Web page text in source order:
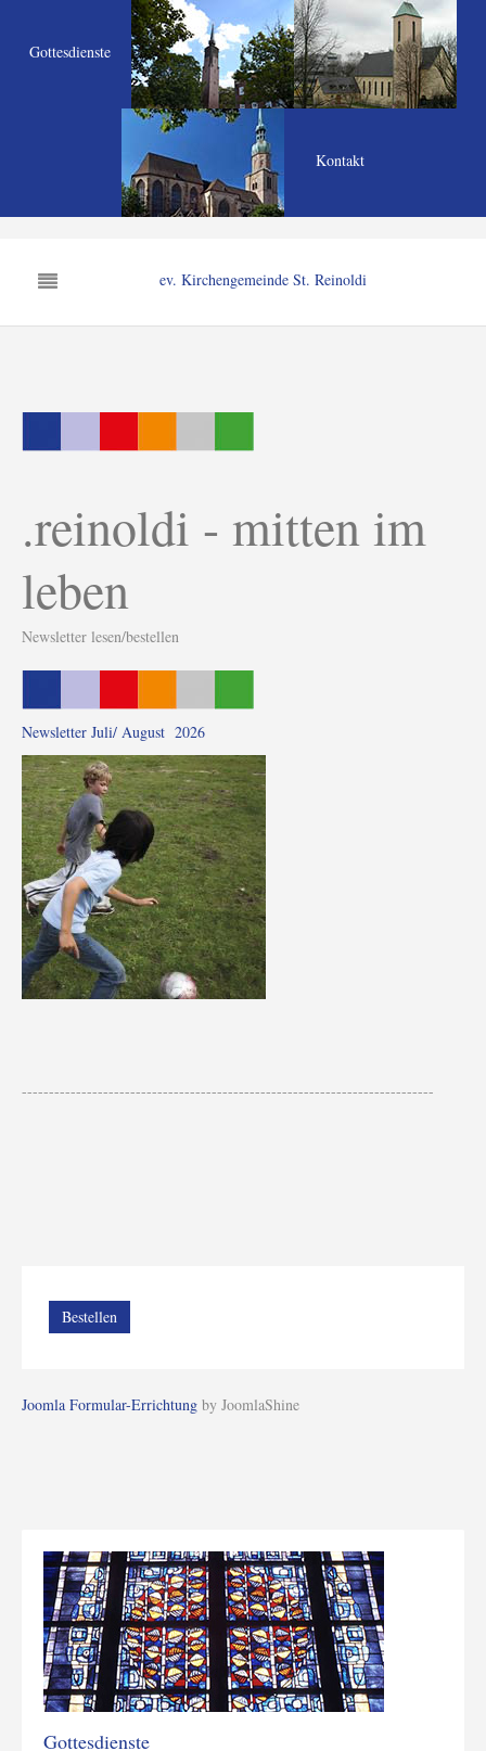
Gottesdienste
Kontakt
ev. Kirchengemeinde St. Reinoldi
.reinoldi - mitten im
leben
Newsletter lesen/bestellen
Newsletter Juli/ August 2026
----------------------------------------------------------------------------
Bestellen
Joomla Formular-Errichtung by JoomlaShine
Gottesdienste